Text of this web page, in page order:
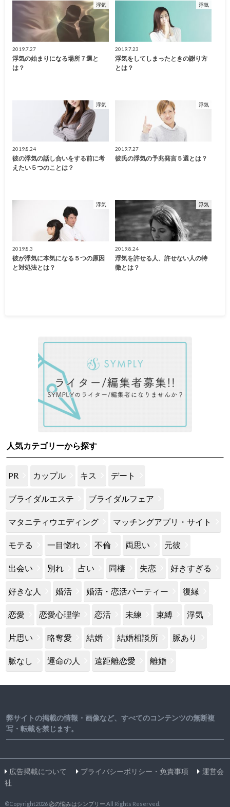
浮気
2019.7.27
浮気の始まりになる場所７選と
は？
浮気
2019.7.23
浮気をしてしまったときの謝り方
とは？
浮気
2019.8.24
彼の浮気の話し合いをする前に考
えたい５つのことは？
浮気
2019.7.27
彼氏の浮気の予兆発言５選とは？
浮気
2019.8.3
彼が浮気に本気になる５つの原因
と対処法とは？
浮気
2019.8.24
浮気を許せる人、許せない人の特
徴とは？
人気カテゴリーから探す
PR カップル キス デート
ブライダルエステ ブライダルフェア
マタニティウエディング マッチングアプリ・サイト
モテる 一目惚れ 不倫 両思い 元彼
出会い 別れ 占い 同棲 失恋 好きすぎる
好きな人 婚活 婚活・恋活パーティー 復縁
恋愛 恋愛心理学 恋活 未練 束縛 浮気
片思い 略奪愛 結婚 結婚相談所 脈あり
脈なし 運命の人 遠距離恋愛 離婚
弊サイトの掲載の情報・画像など、すべてのコンテンツの無断複
写・転載を禁じます。
広告掲載について プライバシーポリシー・免責事項
運営会
社
©Copyright2026恋の悩みはシンプリー .All Rights Reserved.